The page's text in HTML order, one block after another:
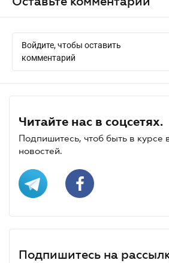
Войдите, чтобы оставить
комментарий
Читайте нас в соцсетях.
Подпишитесь, чтоб быть в курсе
новостей.
Подпишитесь на